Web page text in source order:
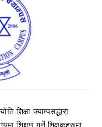
शिक्षा क्याम्पसद्धारा
शिक्षण गर्ने शिक्षकहरूमा